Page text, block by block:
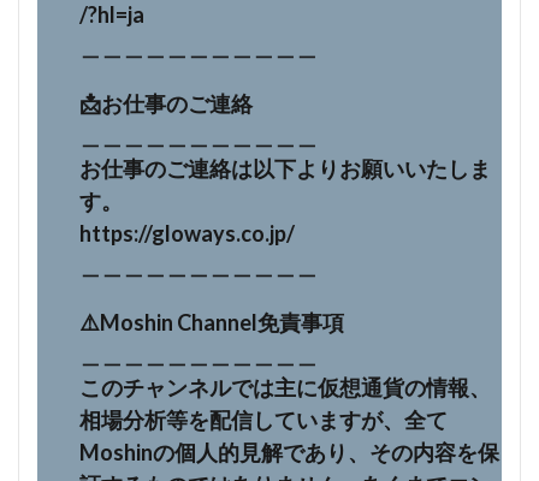
/?hl=ja
📩お仕事のご連絡
お仕事のご連絡は以下よりお願いいたしま
す。
https://gloways.co.jp/
⚠️Moshin Channel免責事項
このチャンネルでは主に仮想通貨の情報、
相場分析等を配信していますが、全て
Moshinの個人的見解であり、その内容を保